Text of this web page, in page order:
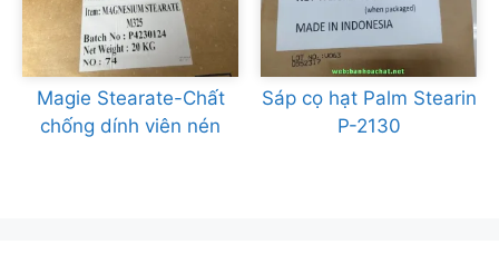
Magie Stearate-Chất
chống dính viên nén
Sáp cọ hạt Palm Stearin
P-2130